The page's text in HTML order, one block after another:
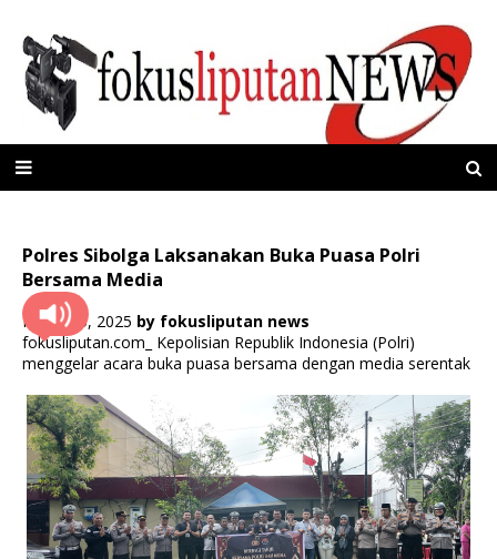
Polres Sibolga Laksanakan Buka Puasa Polri
Bersama Media
Maret 15, 2025 by fokusliputan news
fokusliputan.com_ Kepolisian Republik Indonesia (Polri)
menggelar acara buka puasa bersama dengan media serentak